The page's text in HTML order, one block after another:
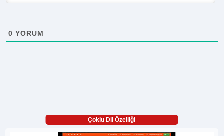
0 YORUM
Çoklu Dil Özelliği